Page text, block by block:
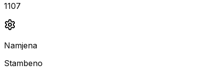
1107
Namjena
Stambeno